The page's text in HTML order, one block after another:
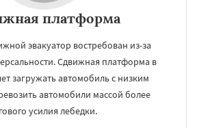
платформа
эвакуатор востребован из-за
Сдвижная платформа в
загружать автомобиль с низким
автомобили массой более
усилия лебедки.